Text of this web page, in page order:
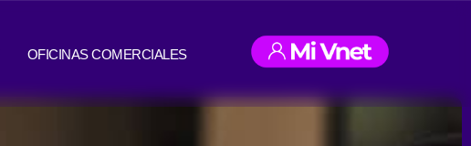
OFICINAS COMERCIALES